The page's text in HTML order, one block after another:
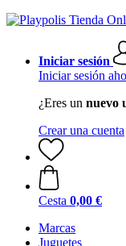
Iniciar sesión
Iniciar sesión
¿Eres un nuevo
Crear una cuenta
Cesta 0,00 €
Marcas
Juguetes